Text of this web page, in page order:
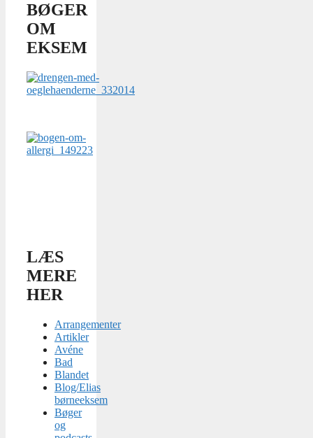
BØGER
OM
EKSEM
LÆS
MERE
HER
Arrangementer
Artikler
Avéne
Bad
Blandet
Blog/Elias
børneeksem
Bøger
og